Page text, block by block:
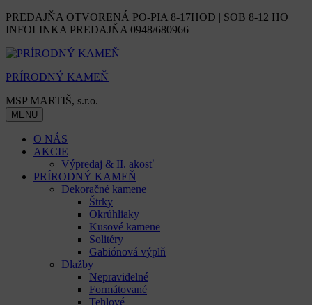
Skip
to
PREDAJŇA OTVORENÁ PO-PIA 8-17HOD | SOB 8-12 HO |
INFOLINKA PREDAJŇA 0948/680966
PRÍRODNÝ KAMEŇ
MSP MARTIŠ, s.r.o.
MENU
O NÁS
AKCIE
Výpredaj & II. akosť
PRÍRODNÝ KAMEŇ
Dekoračné kamene
Štrky
Okrúhliaky
Kusové kamene
Solitéry
Gabiónová výplň
Dlažby
Nepravidelné
Formátované
Tehlové